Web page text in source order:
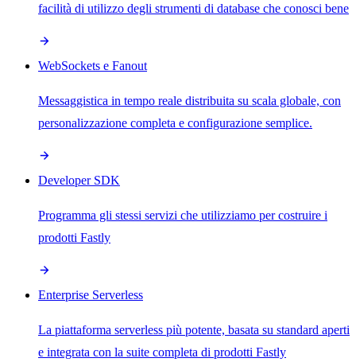
facilità di utilizzo degli strumenti di database che conosci bene
WebSockets e Fanout
Messaggistica in tempo reale distribuita su scala globale, con
personalizzazione completa e configurazione semplice.
Developer SDK
Programma gli stessi servizi che utilizziamo per costruire i
prodotti Fastly
Enterprise Serverless
La piattaforma serverless più potente, basata su standard aperti
e integrata con la suite completa di prodotti Fastly